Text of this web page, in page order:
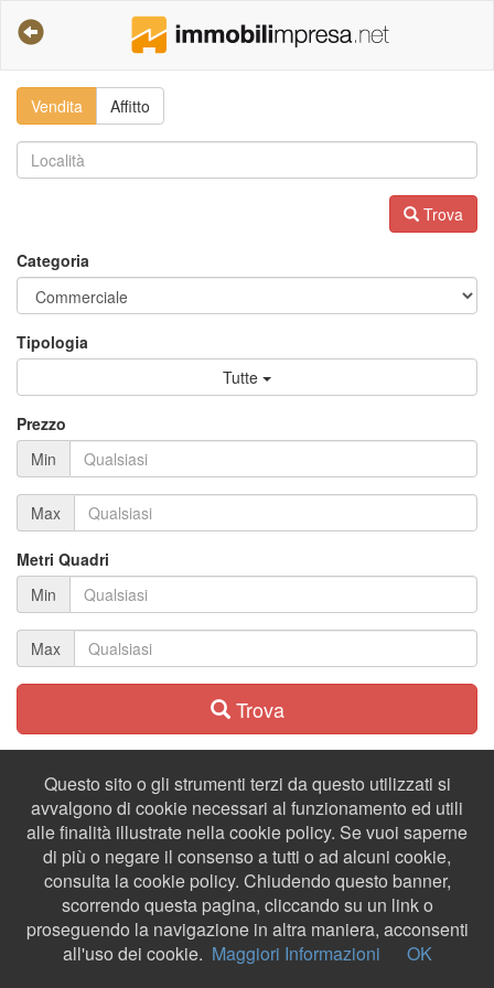
Vendita Affitto
Trova
Categoria
Tipologia
Tutte
Prezzo
Min
Max
Metri Quadri
Min
Max
Trova
Questo sito o gli strumenti terzi da questo utilizzati si
avvalgono di cookie necessari al funzionamento ed utili
alle finalità illustrate nella cookie policy. Se vuoi saperne
di più o negare il consenso a tutti o ad alcuni cookie,
consulta la cookie policy. Chiudendo questo banner,
scorrendo questa pagina, cliccando su un link o
proseguendo la navigazione in altra maniera, acconsenti
all'uso dei cookie. Maggiori Informazioni OK